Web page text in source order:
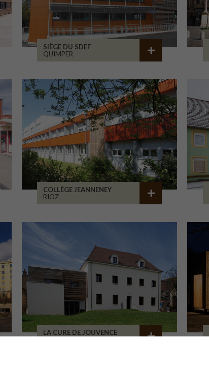
SIÈGE DU SDEF
QUIMPER
COLLÈGE JEANNENEY
RIOZ
LA CURE DE JOUVENCE